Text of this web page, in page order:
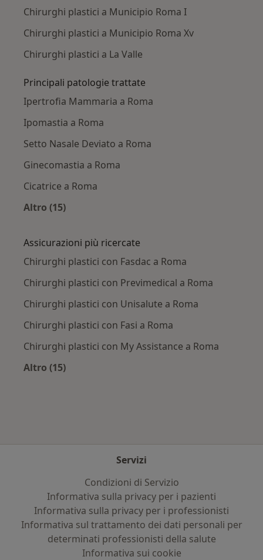
Chirurghi plastici a Municipio Roma I
Chirurghi plastici a Municipio Roma Xv
Chirurghi plastici a La Valle
Principali patologie trattate
Ipertrofia Mammaria a Roma
Ipomastia a Roma
Setto Nasale Deviato a Roma
Ginecomastia a Roma
Cicatrice a Roma
Altro (15)
Assicurazioni più ricercate
Chirurghi plastici con Fasdac a Roma
Chirurghi plastici con Previmedical a Roma
Chirurghi plastici con Unisalute a Roma
Chirurghi plastici con Fasi a Roma
Chirurghi plastici con My Assistance a Roma
Altro (15)
Servizi
Condizioni di Servizio
Informativa sulla privacy per i pazienti
Informativa sulla privacy per i professionisti
Informativa sul trattamento dei dati personali per
determinati professionisti della salute
Informativa sui cookie